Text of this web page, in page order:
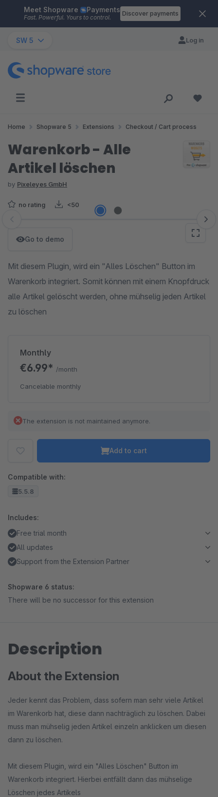
Skip to main content
Meet Shopware Payments
Fast. Powerful. Yours to control.
Discover payments
SW 5 Log in
Home Shopware 5 Extensions Checkout / Cart process
Warenkorb - Alle
Artikel löschen
by Pixeleyes GmbH
no rating <50
Skip image gallery
Go to demo
Mit diesem Plugin, wird ein "Alles Löschen" Button im
Warenkorb integriert. Somit können mit einem Knopfdruck
alle Artikel gelöscht werden, ohne mühselig jeden Artikel
zu löschen
Monthly
€6.99* /month
Cancelable monthly
The extension is not maintained anymore.
Add to cart
Compatible with:
5.5.8
Includes:
Free trial month
All updates
Support from the Extension Partner
Shopware 6 status:
There will be no successor for this extension
Description
About the Extension
Jeder kennt das Problem, dass sofern man sehr viele Artikel
im Warenkorb hat, diese dann nachträglich zu löschen. Dabei
muss man mühselig jeden Artikel einzeln anklicken um diesen
dann zu löschen.
Mit diesem Plugin, wird ein "Alles Löschen" Button im
Warenkorb integriert. Hierbei entfällt dann das mühselige
Löschen jedes Artikels